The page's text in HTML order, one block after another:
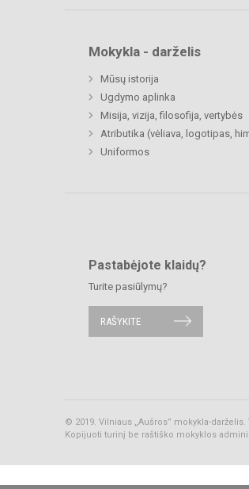
Mokykla - darželis
Mūsų istorija
Ugdymo aplinka
Misija, vizija, filosofija, vertybės
Atributika (vėliava, logotipas,
Uniformos
Pastabėjote klaidų?
Turite pasiūlymų?
RAŠYKITE
© 2019. Vilniaus „Aušros” mokykla-
Kopijuoti turinį be raštiško mokyklos